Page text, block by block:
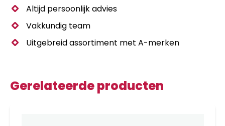
Altijd persoonlijk advies
Vakkundig team
Uitgebreid assortiment met A-merken
Gerelateerde producten